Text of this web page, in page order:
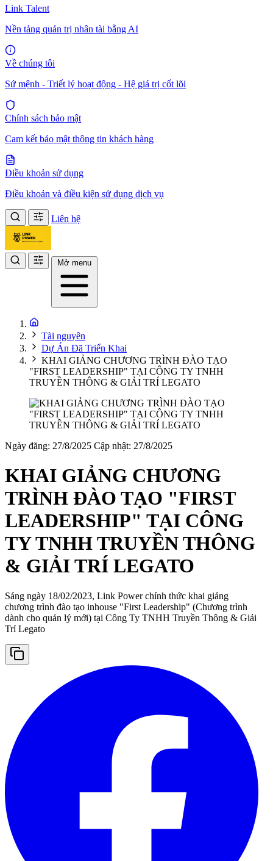
Link Talent
Nền tảng quản trị nhân tài bằng AI
Về chúng tôi
Sứ mệnh - Triết lý hoạt động - Hệ giá trị cốt lõi
Chính sách bảo mật
Cam kết bảo mật thông tin khách hàng
Điều khoản sử dụng
Điều khoản và điều kiện sử dụng dịch vụ
Liên hệ
Mở menu
Tài nguyên
Dự Án Đã Triển Khai
KHAI GIẢNG CHƯƠNG TRÌNH ĐÀO TẠO
"FIRST LEADERSHIP" TẠI CÔNG TY TNHH
TRUYỀN THÔNG & GIẢI TRÍ LEGATO
Ngày đăng: 27/8/2025 Cập nhật: 27/8/2025
KHAI GIẢNG CHƯƠNG
TRÌNH ĐÀO TẠO "FIRST
LEADERSHIP" TẠI CÔNG
TY TNHH TRUYỀN THÔNG
& GIẢI TRÍ LEGATO
Sáng ngày 18/02/2023, Link Power chính thức khai giảng
chương trình đào tạo inhouse "First Leadership" (Chương trình
dành cho quản lý mới) tại Công Ty TNHH Truyền Thông & Giải
Trí Legato